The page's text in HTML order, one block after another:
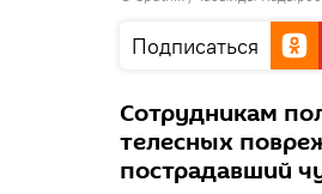
Подписаться
Сотрудникам
телесных
пострадавший